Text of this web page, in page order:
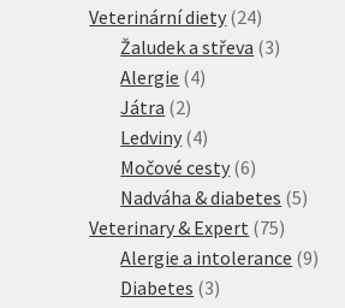
produktů
Veterinární diety 2424
produktů
Žaludek a střeva 33
Alergie 44
Játra 22
produkty
Ledviny 44
produkty
Močové cesty 66
produktů
Nadváha & diabetes 55
Veterinary & Expert 7575
produktů
Alergie a intolerance 99
Diabetes 33